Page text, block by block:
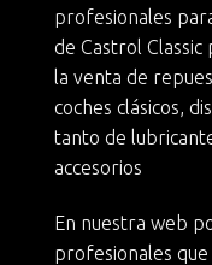
profesionales
de Castrol Classic
la venta de
coches clásicos,
tanto de
accesorios
En nuestra web
profesionales que